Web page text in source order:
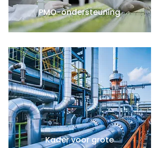
PMO-ondersteuning
Kader voor grote